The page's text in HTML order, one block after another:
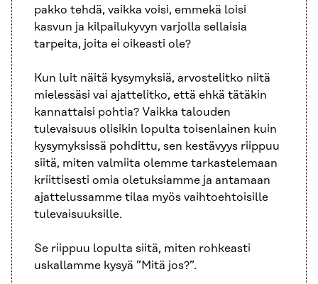
pakko tehdä, vaikka voisi, emmekä loisi
kasvun ja kilpailukyvyn varjolla sellaisia
tarpeita, joita ei oikeasti ole?
Kun luit näitä kysymyksiä, arvostelitko niitä
mielessäsi vai ajattelitko, että ehkä tätäkin
kannattaisi pohtia? Vaikka talouden
tulevaisuus olisikin lopulta toisenlainen kuin
kysymyksissä pohdittu, sen kestävyys riippuu
siitä, miten valmiita olemme tarkastelemaan
kriittisesti omia oletuksiamme ja antamaan
ajattelussamme tilaa myös vaihtoehtoisille
tulevaisuuksille.
Se riippuu lopulta siitä, miten rohkeasti
uskallamme kysyä ”Mitä jos?”.